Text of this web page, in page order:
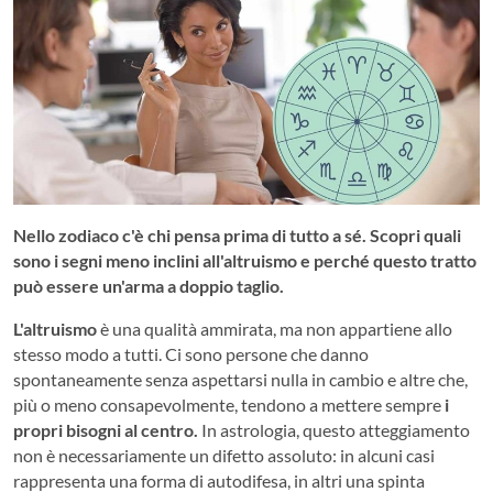
Nello zodiaco c'è chi pensa prima di tutto a sé. Scopri quali
sono i segni meno inclini all'altruismo e perché questo tratto
può essere un'arma a doppio taglio.
L'altruismoè una qualità ammirata, ma non appartiene allo
stesso modo a tutti. Ci sono persone che danno
spontaneamente senza aspettarsi nulla in cambio e altre che,
più o meno consapevolmente, tendono a mettere sempre i
propri bisogni al centro. In astrologia, questo atteggiamento
non è necessariamente un difetto assoluto: in alcuni casi
rappresenta una forma di autodifesa, in altri una spinta